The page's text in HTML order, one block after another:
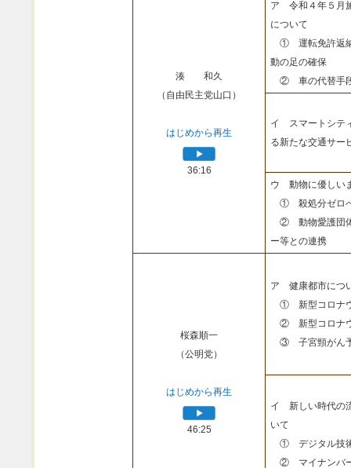
湊 和久
（自由民主党山口）
はじめから再生
36:16
ア 令和４年５月
について
① 運転免許返納
動の足の確保
② 車の代替手段
イ スマートシテ
る新たな交通サー
ウ 動物に優しい
① 殺処分ゼロへ
② 動物愛護団体
ー等との連携
桜森順一
（公明党）
はじめから再生
46:25
ア 健康都市につ
① 新型コロナウ
② 新型コロナウ
③ 子宮頸がん予
イ 新しい時代の
いて
① デジタル技
② マイナンバ